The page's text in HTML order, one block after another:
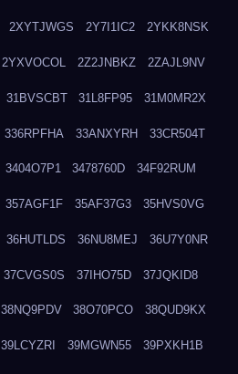
2XYTJWGS 2Y7I1IC2 2YKK8NSK
2YXVOCOL 2Z2JNBKZ 2ZAJL9NV
31BVSCBT 31L8FP95 31M0MR2X
336RPFHA 33ANXYRH 33CR504T
3404O7P1 3478760D 34F92RUM
357AGF1F 35AF37G3 35HVS0VG
36HUTLDS 36NU8MEJ 36U7Y0NR
37CVGS0S 37IHO75D 37JQKID8
38NQ9PDV 38O70PCO 38QUD9KX
39LCYZRI 39MGWN55 39PXKH1B